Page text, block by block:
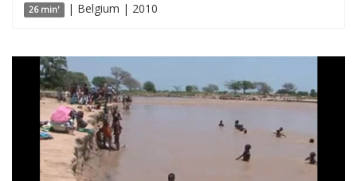
26 min' | Belgium | 2010